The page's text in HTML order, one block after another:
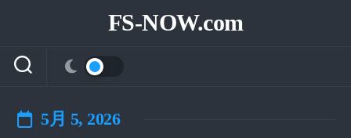
FS-NOW.com
5月 5, 2026